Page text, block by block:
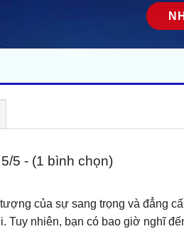
5/5 - (1 bình chọn)
của sự sang trọng và đẳng
Tuy nhiên, bạn có bao giờ nghĩ